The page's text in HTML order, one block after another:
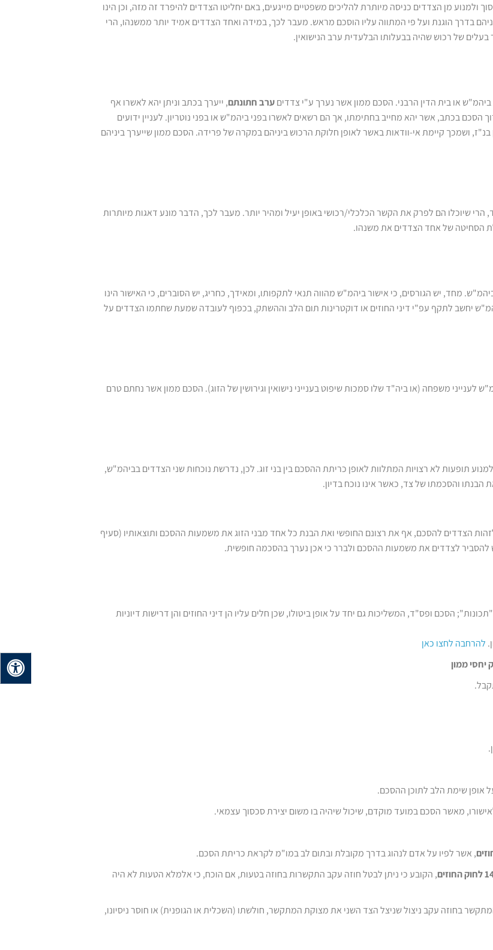
ולמנוע מן הצדדים כניסה מיותרת להליכים משפטיים מייגעים, באם יחליטו הצדדים להיפרד זה מזה, וכן הינו
בדרך הוגנת ועל פי המתווה עליו הוסכם מראש. מעבר לכך, במידה ואחד הצדדים אמיד יותר ממשנהו, הרי
של רכוש שהיה בבעלותו הבלעדית ערב הנישואין.
או בית הדין הרבני. הסכם ממון אשר נערך ע"י צדדיםערב חתונתם, ייערך בכתב וניתן יהא לאשרו אף
הסכם בכתב, אשר יהא מחייב בחתימתו, אך הם רשאים לאשרו בפני ביהמ"ש או בפני נוטריון. לעניין ידועים
ושמכך קיימת אי-וודאות באשר לאופן חלוקת הרכוש ביניהם במקרה של פרידה. הסכם ממון שייערך ביניהם
שיוכלו הם לפרק את הקשר הכלכלי/רכושי באופן יעיל ומהיר יותר. מעבר לכך, הדבר מונע דאגות מיותרות
הסחיטה של אחד הצדדים את משנהו.
מחד, יש הגורסים, כי אישור ביהמ"ש מהווה תנאי לתקפותו, ומאידך, כחריג, יש הסוברים, כי האישור הינו
יחשב לתקף עפ"י דיני החוזים או דוקטרינות תום הלב וההשתק, בכפוף לעובדה שמעת שחתמו הצדדים על
משפחה (או ביה"ד שלו סמכות שיפוט בענייני נישואין וגירושין של הזוג). הסכם ממון אשר נחתם טרם
תופעות לא רצויות המתלוות לאופן כריתת ההסכם בין בני זוג. לכן, נדרשת נוכחות שני הצדדים בביהמ"ש,
והסכמתו של צד, כאשר אינו נוכח בדיון.
הצדדים להסכם, אף את רצונם החופשי ואת הבנת כל אחד מבני הזוג את משמעות ההסכם ותוצאותיו (סעיף
הסכם ופס"ד, המשליכות גם יחד על אופן ביטולו, שכן חלים עליו הן דיני החוזים והן דרישות דיוניות
להרחבה לחצו כאן
ממון
אופן שימת הלב לתוכן ההסכם.
מאשר הסכם במועד מוקדם, שיכול שיהיה בו משום יצירת סכסוך עצמאי.
, אשר לפיו על אדם לנהוג בדרך מקובלת ובתום לב במו"מ לקראת כריתת הסכם.
, הקובע כי ניתן לבטל חוזה עקב התקשרות בחוזה בטעות, אם הוכח, כי אלמלא הטעות לא היה
בחוזה עקב ניצול שניצל הצד השני את מצוקת המתקשר, חולשתו (השכלית או הגופנית) או חוסר ניסיונו,